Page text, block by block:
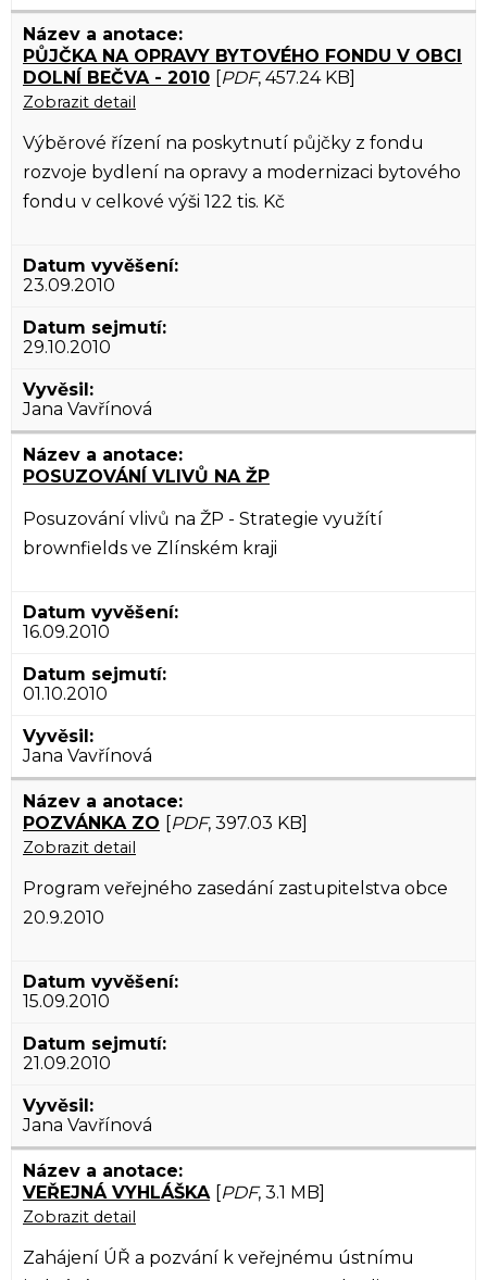
PŮJČKA NA OPRAVY BYTOVÉHO FONDU V OBCI
DOLNÍ BEČVA - 2010 [PDF, 457.24 KB]
Zobrazit detail
Výběrové řízení na poskytnutí půjčky z fondu
rozvoje bydlení na opravy a modernizaci bytového
fondu v celkové výši 122 tis. Kč
23.09.2010
29.10.2010
Jana Vavřínová
POSUZOVÁNÍ VLIVŮ NA ŽP
Posuzování vlivů na ŽP - Strategie využítí
brownfields ve Zlínském kraji
16.09.2010
01.10.2010
Jana Vavřínová
POZVÁNKA ZO [PDF, 397.03 KB]
Zobrazit detail
Program veřejného zasedání zastupitelstva obce
20.9.2010
15.09.2010
21.09.2010
Jana Vavřínová
VEŘEJNÁ VYHLÁŠKA [PDF, 3.1 MB]
Zobrazit detail
Zahájení ÚŘ a pozvání k veřejnému ústnímu